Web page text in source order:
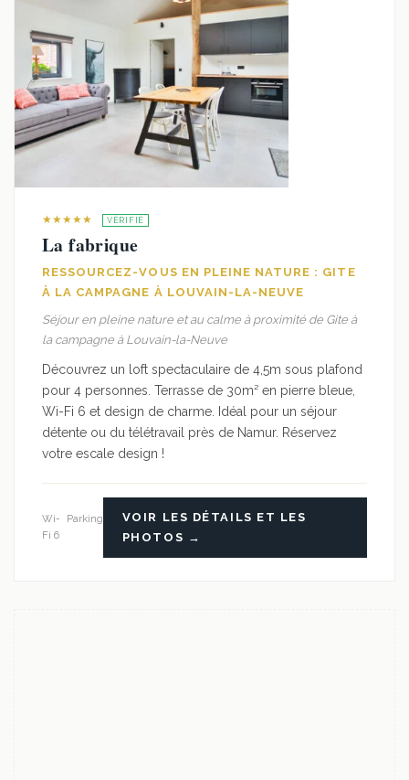
★★★★★ VÉRIFIÉ
La fabrique
RESSOURCEZ-VOUS EN PLEINE NATURE : GITE
À LA CAMPAGNE À LOUVAIN-LA-NEUVE
Séjour en pleine nature et au calme à proximité de Gite à
la campagne à Louvain-la-Neuve
Découvrez un loft spectaculaire de 4,5m sous plafond
pour 4 personnes. Terrasse de 30m² en pierre bleue,
Wi-Fi 6 et design de charme. Idéal pour un séjour
détente ou du télétravail près de Namur. Réservez
votre escale design !
Wi-
Fi 6
Parking
VOIR LES DÉTAILS ET LES
PHOTOS →